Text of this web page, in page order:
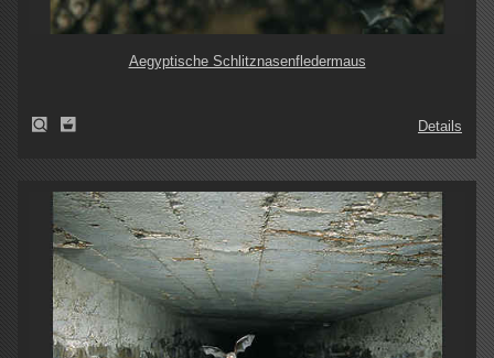
Aegyptische Schlitznasenfledermaus
Details